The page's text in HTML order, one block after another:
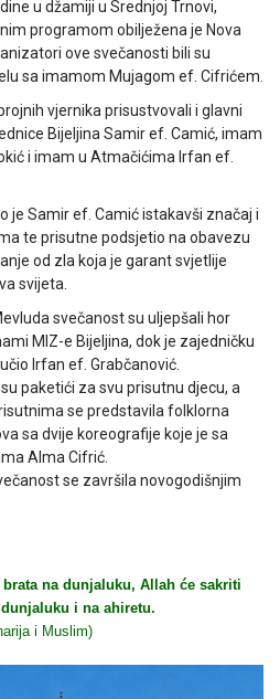
u džamiji u Srednjoj Trnovi,
programom obilježena je Nova
ove svečanosti bili su
sa imamom Mujagom ef. Cifrićem.
vjernika prisustvovali i glavni
Bijeljina Samir ef. Camić, imam
i imam u Atmačićima Irfan ef.
je Samir ef. Camić istakavši značaj i
te prisutne podsjetio na obavezu
od zla koja je garant svjetlije
svijeta.
svečanost su uljepšali hor
MIZ-e Bijeljina, dok je zajedničku
Irfan ef. Grabčanović.
paketići za svu prisutnu djecu, a
se predstavila folklorna
sa dvije koreografije koje je sa
Alma Cifrić.
se završila novogodišnjim
na dunjaluku, Allah će sakriti
i na ahiretu.
i Muslim)